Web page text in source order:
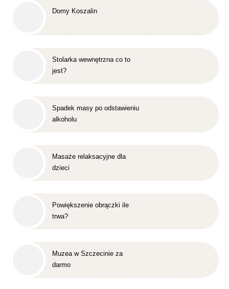
Domy Koszalin
Stolarka wewnętrzna co to
jest?
Spadek masy po odstawieniu
alkoholu
Masaże relaksacyjne dla
dzieci
Powiększenie obrączki ile
trwa?
Muzea w Szczecinie za
darmo